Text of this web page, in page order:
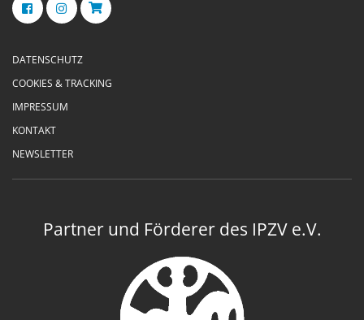
DATENSCHUTZ
COOKIES & TRACKING
IMPRESSUM
KONTAKT
NEWSLETTER
Partner und Förderer des IPZV e.V.